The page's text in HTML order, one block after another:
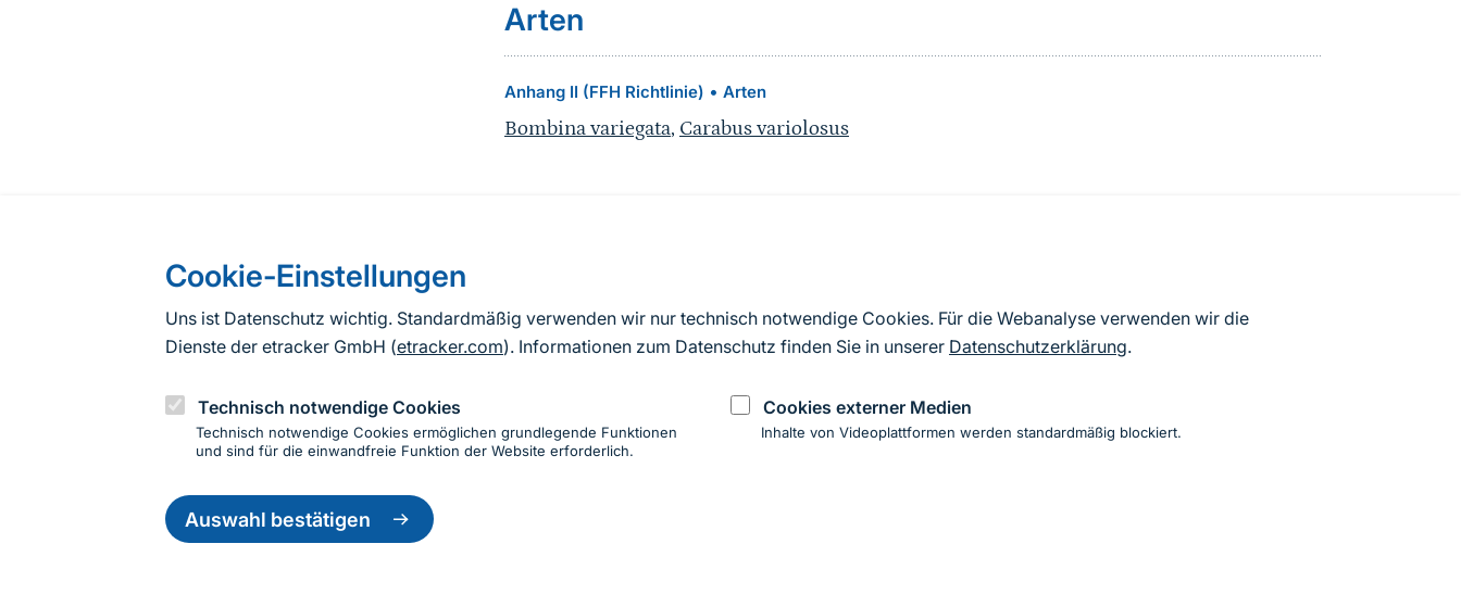
Cookie-Einstellungen
Uns ist Datenschutz wichtig. Standardmäßig verwenden wir nur technisch notwendige Cookies. Für die Webanalyse verwenden wir die
Dienste der etracker GmbH (etracker.com). Informationen zum Datenschutz finden Sie in unserer Datenschutzerklärung.
Technisch notwendige Cookies
Technisch notwendige Cookies ermöglichen grundlegende Funktionen
und sind für die einwandfreie Funktion der Website erforderlich.
Cookies externer Medien
Inhalte von Videoplattformen werden standardmäßig blockiert.
Auswahl bestätigen
Einwilligung
zurückziehen
Arten
Anhang II (FFH Richtlinie) • Arten
Bombina variegata, Carabus variolosus
Nach Angaben der an die EU übermittelten Standarddatenbögen Deutschlands (Stand:
2019). Aus besonderen Schutzgründen enthalten die zur Veröffentlichung freigegebenen
Informationen zur Seite